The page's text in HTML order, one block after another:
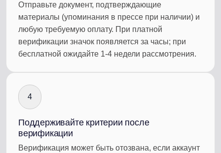
Отправьте документ, подтверждающие
материалы (упоминания в прессе при наличии) и
любую требуемую оплату. При платной
верификации значок появляется за часы; при
бесплатной ожидайте 1-4 недели рассмотрения.
4
Поддерживайте критерии после
верификации
Верификация может быть отозвана, если аккаунт